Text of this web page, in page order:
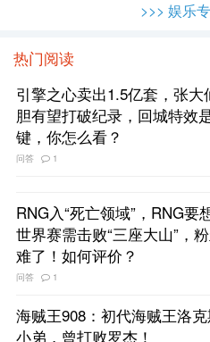
>>> 娱乐
热门阅读
引擎之心卖出1.5亿套，张大
胆有望打破纪录，回城特效
键，你怎么看？
问答 1
RNG入“死亡领域”，RNG要
世界赛需击败“三座大山”，
难了！如何评价？
问答 1
海贼王908：初代海贼王洛
小弟，曾打败罗杰！